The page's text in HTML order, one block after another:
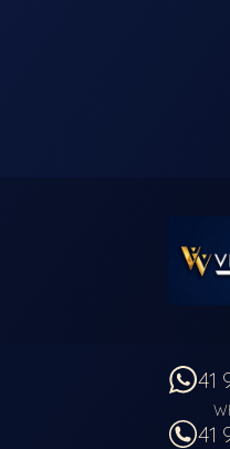
41
41